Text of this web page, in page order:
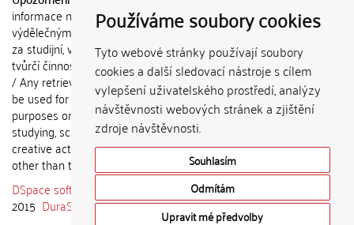
Používáme soubory cookies
Tyto webové stránky používají soubory
cookies a další sledovací nástroje s cílem
vylepšení uživatelského prostředí, analýzy
návštěvnosti webových stránek a zjištění
zdroje návštěvnosti.
Souhlasím
Odmítám
Upravit mé předvolby
informace nemohou být použity k
výdělečným účelům nebo vydávány
za studijní, vědeckou nebo jinou
tvůrčí činnost jiné osoby než autora.
/ Any retrieved information shall not
be used for any commercial
purposes or claimed as results of
studying, scientific or any other
creative activities of any person
other than the author.
DSpace software
copyright © 2002-
2015 DuraSpace